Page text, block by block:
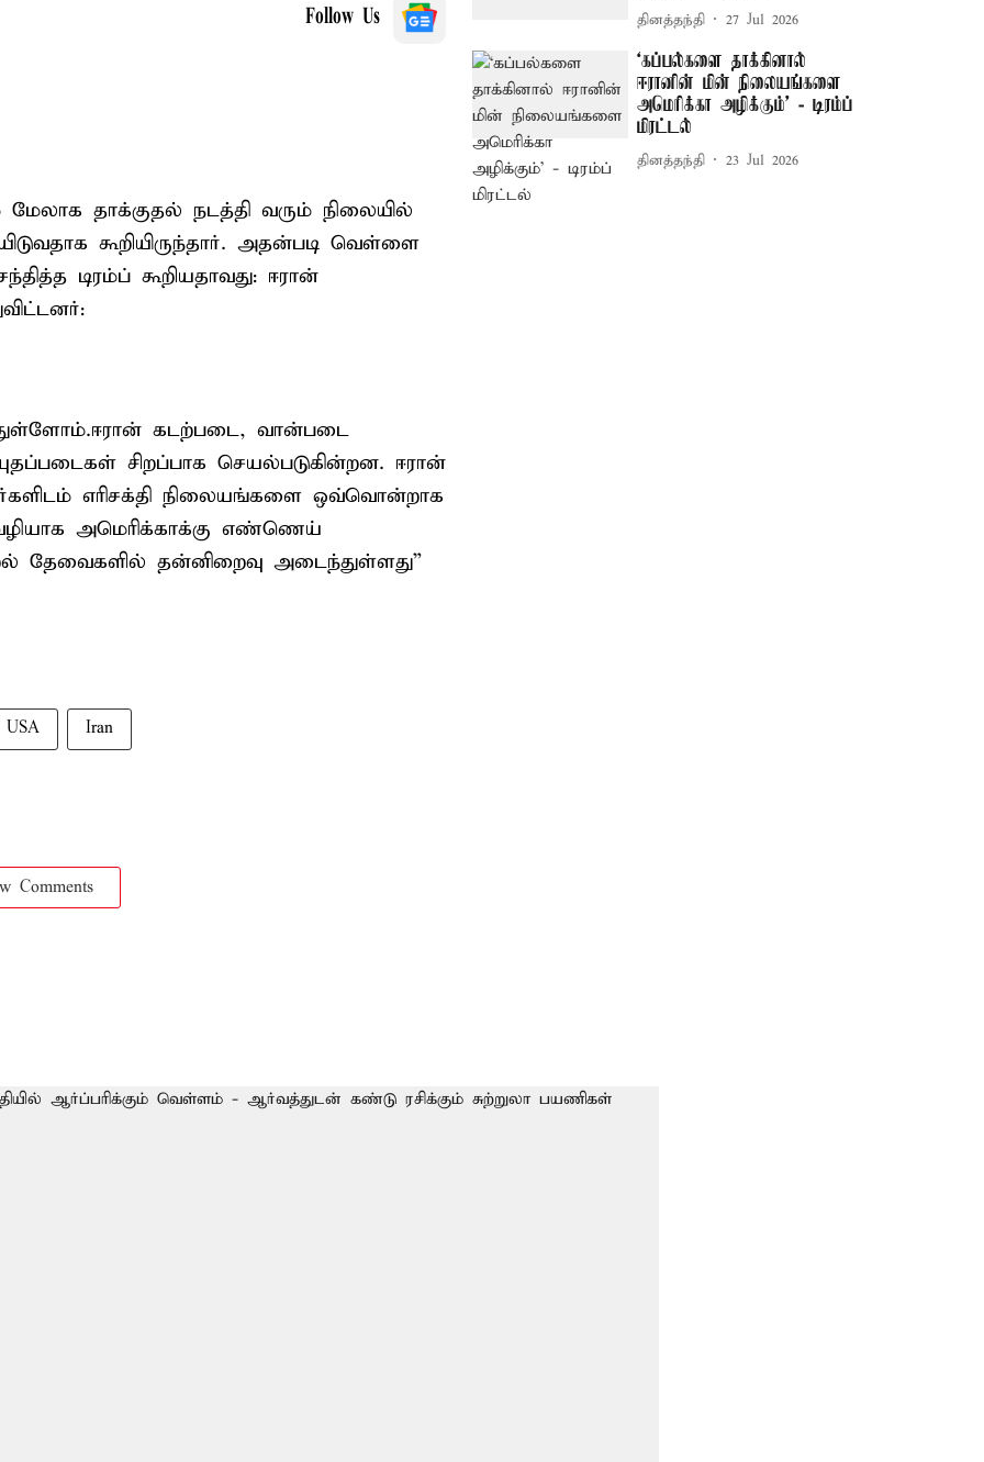
Follow Us
மேலாக தாக்குதல் நடத்தி வரும் நிலையில்
கூறியிருந்தார். அதன்படி வெள்ளை
டிரம்ப் கூறியதாவது: ஈரான்
கடற்படை, வான்படை
சிறப்பாக செயல்படுகின்றன. ஈரான்
எரிசக்தி நிலையங்களை ஒவ்வொன்றாக
அமெரிக்காக்கு எண்ணெய்
தேவைகளில் தன்னிறைவு அடைந்துள்ளது”
USA Iran
Comments
தினத்தந்தி 27 Jul 2026
‘கப்பல்களை தாக்கினால்
ஈரானின் மின் நிலையங்களை
அமெரிக்கா அழிக்கும்’ - டிரம்ப்
மிரட்டல்
தினத்தந்தி 23 Jul 2026